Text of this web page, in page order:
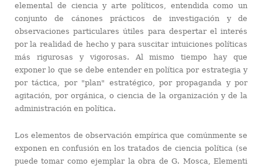
elemental de ciencia y arte políticos, entendida como un
conjunto de cánones prácticos de investigación y de
observaciones particulares útiles para despertar el interés
por la realidad de hecho y para suscitar intuiciones políticas
más rigurosas y vigorosas. Al mismo tiempo hay que
exponer lo que se debe entender en política por estrategia y
por táctica, por "plan" estratégico, por propaganda y por
agitación, por orgánica, o ciencia de la organización y de la
administración en política.
Los elementos de observación empírica que comúnmente se
exponen en confusión en los tratados de ciencia política (se
puede tomar como ejemplar la obra de G. Mosca, Elementi